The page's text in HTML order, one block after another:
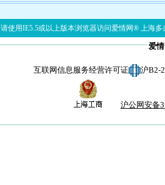
请使用IE5.5或以上版本浏览器访问爱情网® 上海多
爱
互联网信息服务经营许可证 沪B2-
沪公网安备